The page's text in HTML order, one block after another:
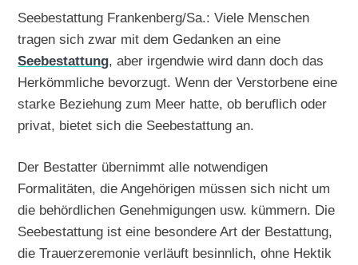
Seebestattung Frankenberg/Sa.: Viele Menschen
tragen sich zwar mit dem Gedanken an eine
Seebestattung, aber irgendwie wird dann doch das
Herkömmliche bevorzugt. Wenn der Verstorbene eine
starke Beziehung zum Meer hatte, ob beruflich oder
privat, bietet sich die Seebestattung an.
Der Bestatter übernimmt alle notwendigen
Formalitäten, die Angehörigen müssen sich nicht um
die behördlichen Genehmigungen usw. kümmern. Die
Seebestattung ist eine besondere Art der Bestattung,
die Trauerzeremonie verläuft besinnlich, ohne Hektik